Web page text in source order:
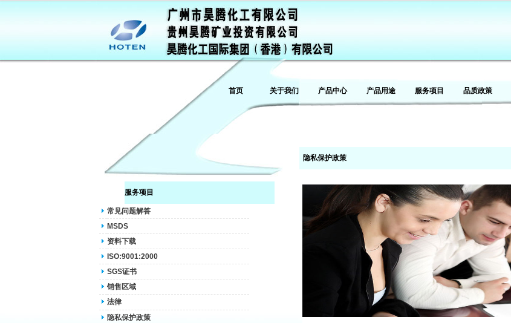
首页 关于我们 产品中心 产品用途 服务项目 品质政策
服务项目
常见问题解答
MSDS
资料下载
ISO:9001:2000
SGS证书
销售区域
法律
隐私保护政策
隐私保护政策